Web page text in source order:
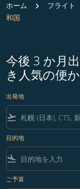
ホーム フライト
和国
今後 3 か月
き人気の便
出発地
flight_takeoff
目的地
flight_land
ご予算